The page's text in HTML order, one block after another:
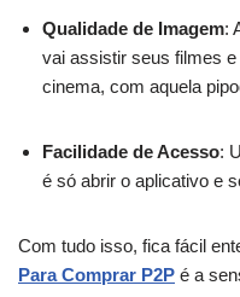
Qualidade de Imagem:
vai assistir seus filmes
cinema, com aquela
Facilidade de Acesso:
é só abrir o aplicativo e
Com tudo isso, fica fácil
Para Comprar P2P é a